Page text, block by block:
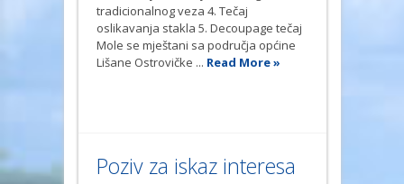
tradicionalnog veza 4. Tečaj
oslikavanja stakla 5. Decoupage tečaj
Mole se mještani sa područja općine
Lišane Ostrovičke ... Read More »
Poziv za iskaz interesa